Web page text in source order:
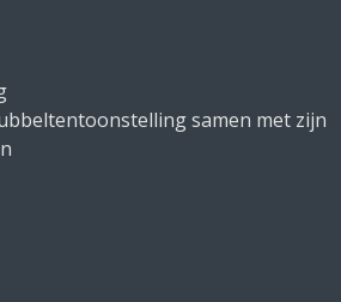
samen met zijn